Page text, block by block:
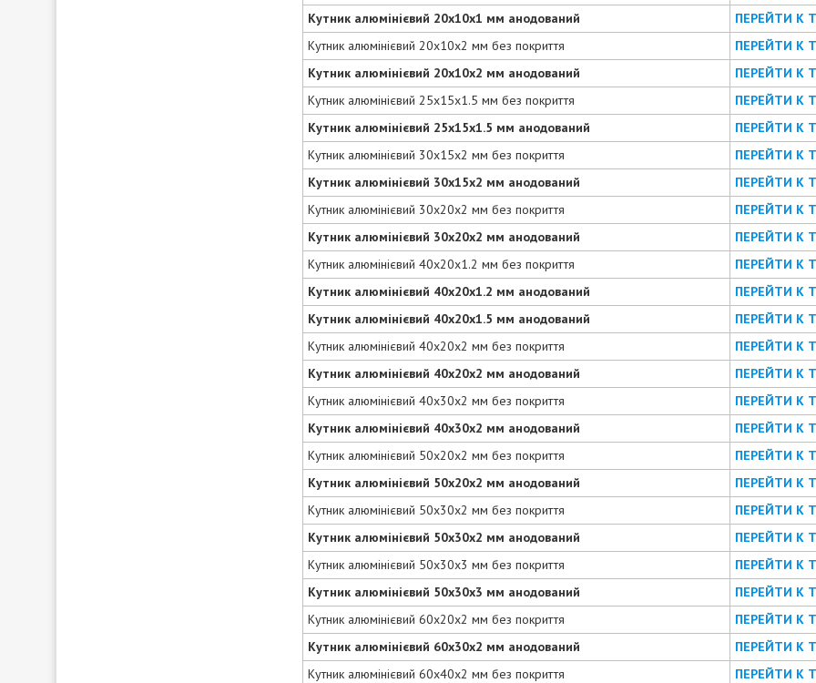
Кутник алюмінієвий 20х10х1 мм анодований
ПЕРЕЙТИ К
Кутник алюмінієвий 20х10х2 мм без покриття
ПЕРЕЙТИ К
Кутник алюмінієвий 20х10х2 мм анодований
ПЕРЕЙТИ К
Кутник алюмінієвий 25х15х1.5 мм без покриття
ПЕРЕЙТИ К
Кутник алюмінієвий 25х15х1.5 мм анодований
ПЕРЕЙТИ К
Кутник алюмінієвий 30х15х2 мм без покриття
ПЕРЕЙТИ К
Кутник алюмінієвий 30х15х2 мм анодований
ПЕРЕЙТИ К
Кутник алюмінієвий 30х20х2 мм без покриття
ПЕРЕЙТИ К
Кутник алюмінієвий 30х20х2 мм анодований
ПЕРЕЙТИ К
Кутник алюмінієвий 40х20х1.2 мм без покриття
ПЕРЕЙТИ К
Кутник алюмінієвий 40х20х1.2 мм анодований
ПЕРЕЙТИ К
Кутник алюмінієвий 40х20х1.5 мм анодований
ПЕРЕЙТИ К
Кутник алюмінієвий 40х20х2 мм без покриття
ПЕРЕЙТИ К
Кутник алюмінієвий 40х20х2 мм анодований
ПЕРЕЙТИ К
Кутник алюмінієвий 40х30х2 мм без покриття
ПЕРЕЙТИ К
Кутник алюмінієвий 40х30х2 мм анодований
ПЕРЕЙТИ К
Кутник алюмінієвий 50х20х2 мм без покриття
ПЕРЕЙТИ К
Кутник алюмінієвий 50х20х2 мм анодований
ПЕРЕЙТИ К
Кутник алюмінієвий 50х30х2 мм без покриття
ПЕРЕЙТИ К
Кутник алюмінієвий 50х30х2 мм анодований
ПЕРЕЙТИ К
Кутник алюмінієвий 50х30х3 мм без покриття
ПЕРЕЙТИ К
Кутник алюмінієвий 50х30х3 мм анодований
ПЕРЕЙТИ К
Кутник алюмінієвий 60х20х2 мм без покриття
ПЕРЕЙТИ К
Кутник алюмінієвий 60х30х2 мм анодований
ПЕРЕЙТИ К
Кутник алюмінієвий 60х40х2 мм без покриття
ПЕРЕЙТИ К